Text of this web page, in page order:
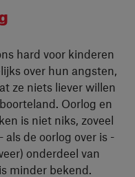
hard voor kinderen
over hun angsten,
ze niets liever willen
Oorlog en
is niet niks, zoveel
de oorlog over is -
onderdeel van
minder bekend.